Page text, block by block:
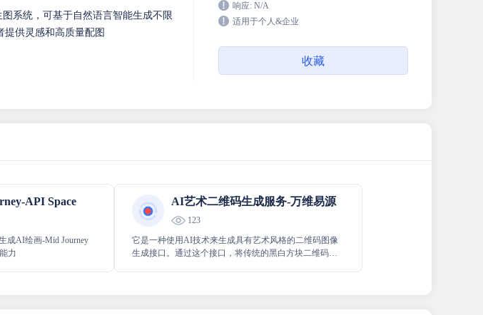
系统，可基于自然语言智能生成不限
供灵感和高质量配图
响应: N/A
适用于个人&企业
收藏
API Space
成AI绘画-Mid Journey
力
AI艺术二维码生成服务-万维易源
123
它是一种使用AI技术来生成具有艺术风格的二维码图像
生成接口。通过这个接口，将传统的黑白方块二维码转